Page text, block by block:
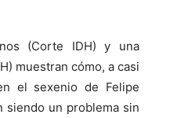
(Corte IDH) y una
muestran cómo, a casi
el sexenio de Felipe
siendo un problema sin